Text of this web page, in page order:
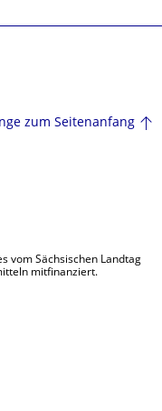
zum Seitenanfang
vom Sächsischen Landtag
mitfinanziert.